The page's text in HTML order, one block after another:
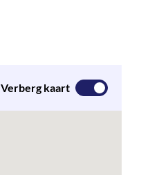
Verberg kaart